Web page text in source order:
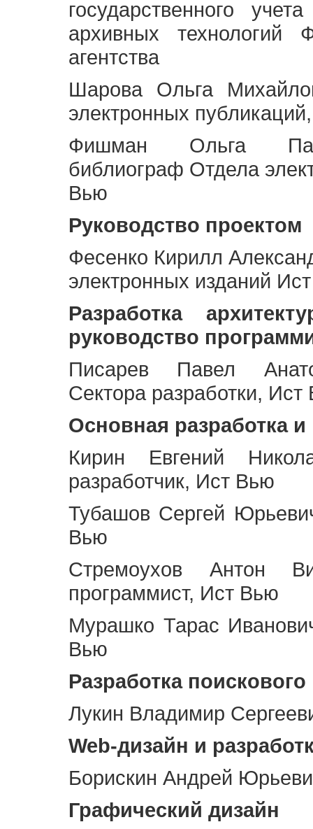
государственного
архивных технологий
агентства
Шарова Ольга
электронных
Фишман Ольга
библиограф Отдела
Вью
Руководство проектом
Фесенко Кирилл
электронных изданий
Разработка
руководство
Писарев Павел
Сектора разработки,
Основная разработка
Кирин Евгений
разработчик, Ист Вью
Тубашов Сергей
Вью
Стремоухов Антон
программист, Ист Вью
Мурашко Тарас
Вью
Разработка
Лукин Владимир
Web-дизайн и
Борискин Андрей
Графический дизайн